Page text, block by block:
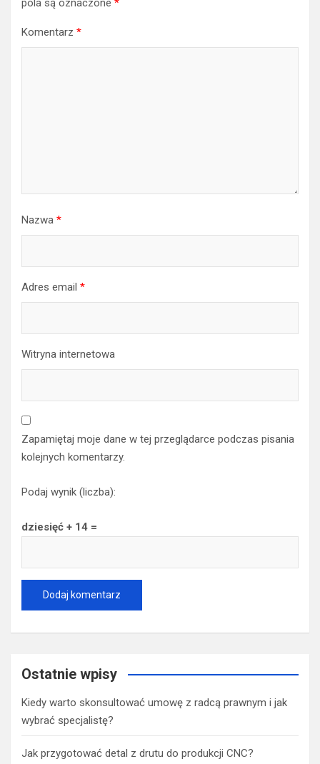
pola są oznaczone *
Komentarz *
Nazwa *
Adres email *
Witryna internetowa
Zapamiętaj moje dane w tej przeglądarce podczas pisania
kolejnych komentarzy.
Podaj wynik (liczba):
dziesięć + 14 =
Ostatnie wpisy
Kiedy warto skonsultować umowę z radcą prawnym i jak
wybrać specjalistę?
Jak przygotować detal z drutu do produkcji CNC?